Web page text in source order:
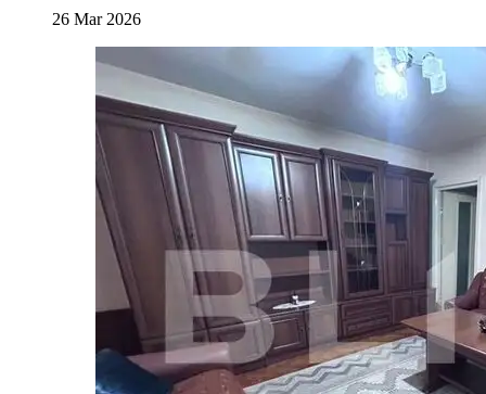
26 Mar 2026